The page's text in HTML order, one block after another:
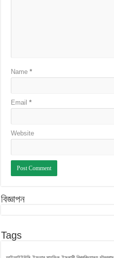
Name*
Email*
Website
বিজ্ঞাপন
Tags